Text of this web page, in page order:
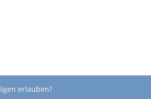
erlauben?